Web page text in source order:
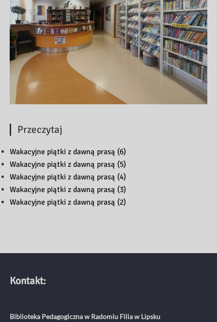
Przeczytaj
Wakacyjne piątki z dawną prasą (6)
Wakacyjne piątki z dawną prasą (5)
Wakacyjne piątki z dawną prasą (4)
Wakacyjne piątki z dawną prasą (3)
Wakacyjne piątki z dawną prasą (2)
Kontakt:
Biblioteka Pedagogiczna w Radomiu Filia w Lipsku